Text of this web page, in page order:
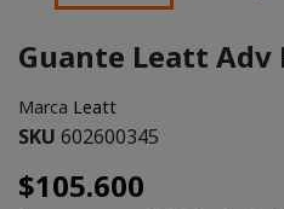
Guante Leatt Adv
Marca Leatt
SKU 602600345
$105.600